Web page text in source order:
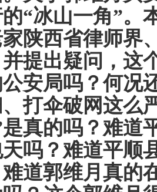
“冰山一角”。
陕西省律师界
提出疑问，这
安局吗？何况
打伞破网这么
真的吗？难道
吗？难道平顺
道郭维月真的